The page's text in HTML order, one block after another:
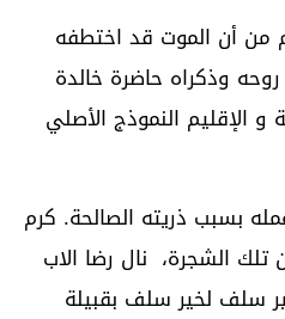
من أن الموت قد اختطفه
وذكراه حاضرة خالدة
و الإقليم النموذج الأصلي
بسبب ذريته الصالحة. كرم
الشجرة، نال رضا الاب
سلف لخير سلف بقبيلة